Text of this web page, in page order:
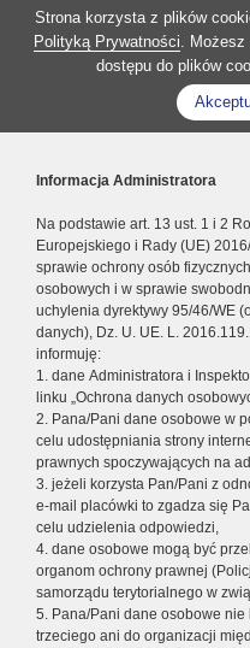
Strona korzysta z plików
Polityką Prywatności. Możesz
dostępu do plików
Informacja Administratora
Na podstawie art. 13 ust. 1 i 2
Europejskiego i Rady (UE)
sprawie ochrony osób
osobowych i w sprawie
uchylenia dyrektywy 95/46/WE
danych), Dz. U. UE. L.
informuję:
1. dane Administratora i
linku „Ochrona danych
2. Pana/Pani dane osobowe w
celu udostępniania strony
prawnych spoczywających na
3. jeżeli korzysta Pan/Pani z
e-mail placówki to zgadza się
celu udzielenia odpowiedzi,
4. dane osobowe mogą być
organom ochrony prawnej
samorządu terytorialnego w
5. Pana/Pani dane osobowe
trzeciego ani do organizacji